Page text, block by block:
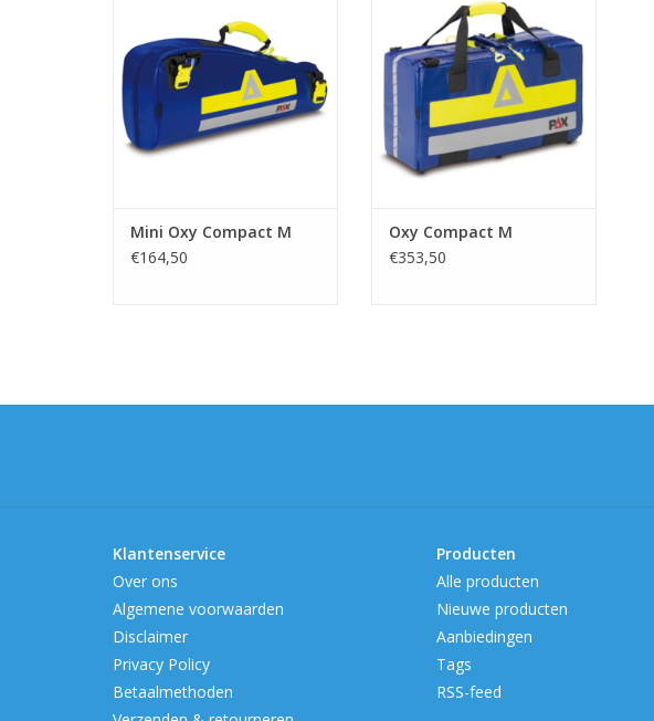
Afmetingen: 23x53x12
Gewicht: 0,93 kg
Uitvoering: Pax-Tec (Zeil)
TOEVOEGEN AAN WINKELWAGEN
Mini Oxy Compact M
€164,50
Afmetingen: 23x53x12
Gewicht: 0,93 kg
Inhoud: 14,6 L
Uitvoering: Pax-Tec (Zeil)
TOEVOEGEN AAN WINKELWAGEN
Oxy Compact M
€353,50
Klantenservice
Over ons
Algemene voorwaarden
Disclaimer
Privacy Policy
Betaalmethoden
Producten
Alle producten
Nieuwe producten
Aanbiedingen
Tags
RSS-feed